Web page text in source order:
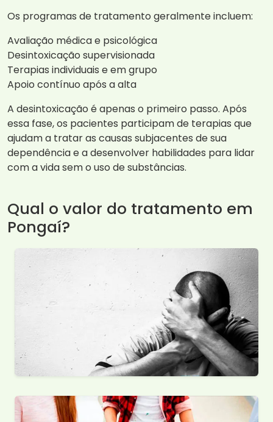
Os programas de tratamento geralmente incluem:
Avaliação médica e psicológica
Desintoxicação supervisionada
Terapias individuais e em grupo
Apoio contínuo após a alta
A desintoxicação é apenas o primeiro passo. Após
essa fase, os pacientes participam de terapias que
ajudam a tratar as causas subjacentes de sua
dependência e a desenvolver habilidades para lidar
com a vida sem o uso de substâncias.
Qual o valor do tratamento em
Pongaí?